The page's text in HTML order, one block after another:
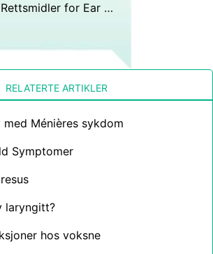
Gammeldags Rettsmidler for Ear Pressure
RELATERTE ARTIKLER
Ménières sykdom
Symptomer
laryngitt?
hos voksne